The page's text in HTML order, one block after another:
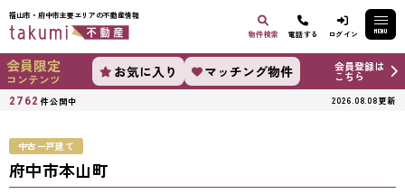
福山市・府中市主要エリアの不動産情報
物件検索
電話する ログイン MENU
会員限定
コンテンツ お気に入り マッチング物件 会員登録は
こちら
2762 件公開中 2026.08.08更新
中古一戸建て
府中市本山町